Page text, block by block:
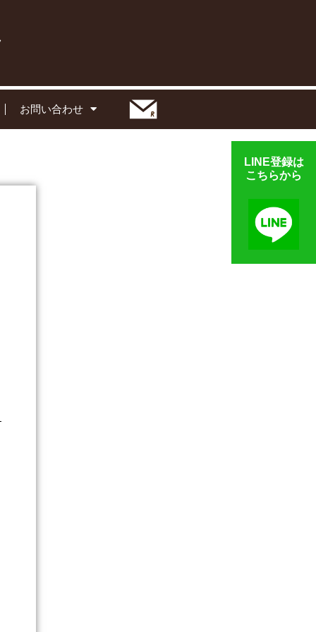
お問い合わせ
LINE登録は
こちらから